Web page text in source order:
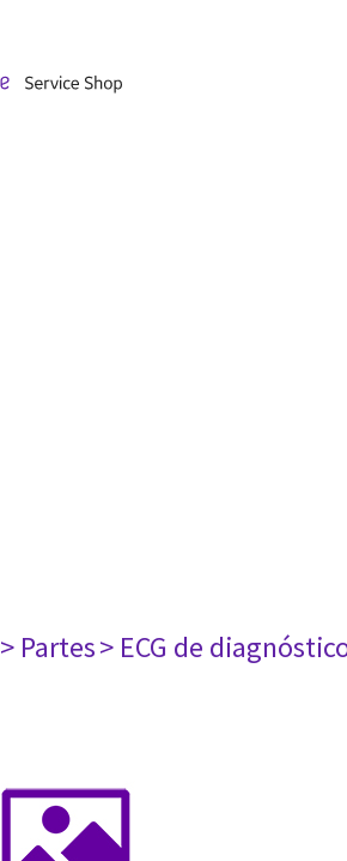
> Partes> ECG de